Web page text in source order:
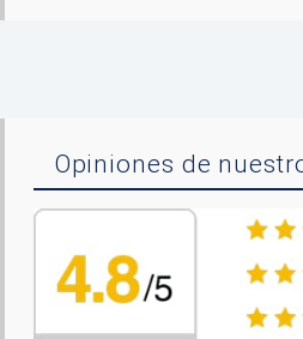
Opiniones de